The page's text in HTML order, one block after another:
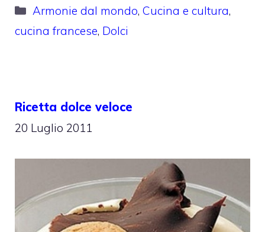
Categorie
Armonie dal mondo,Cucina e cultura,
cucina francese, Dolci
Ricetta dolce veloce
20 Luglio 2011